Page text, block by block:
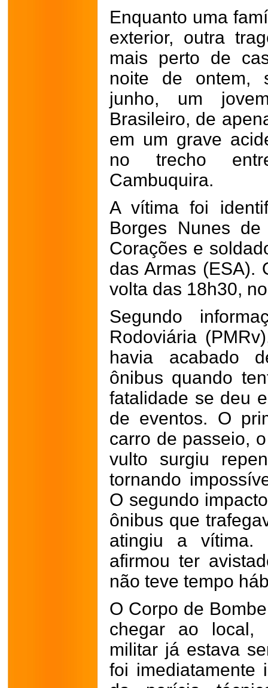
Enquanto uma
exterior, outra
mais perto de
noite de ontem,
junho, um
Brasileiro, de
em um grave
no trecho
Cambuquira.
A vítima foi
Borges Nunes
Corações e
das Armas (ESA).
volta das 18h30,
Segundo
Rodoviária
havia acabado
ônibus quando
fatalidade se deu
de eventos. O
carro de passeio,
vulto surgiu
tornando
O segundo
ônibus que
atingiu a vítima.
afirmou ter
não teve tempo
O Corpo de
chegar ao local,
militar já estava
foi imediatamente